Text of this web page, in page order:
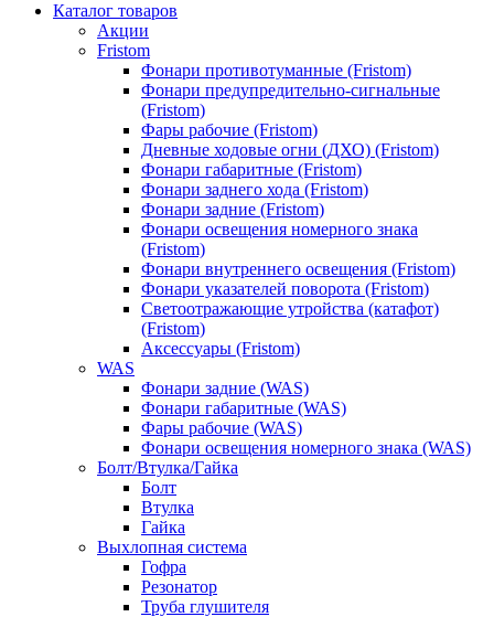
Каталог товаров
Акции
Fristom
Фонари противотуманные (Fristom)
Фонари предупредительно-сигнальные
(Fristom)
Фары рабочие (Fristom)
Дневные ходовые огни (ДХО) (Fristom)
Фонари габаритные (Fristom)
Фонари заднего хода (Fristom)
Фонари задние (Fristom)
Фонари освещения номерного знака
(Fristom)
Фонари внутреннего освещения (Fristom)
Фонари указателей поворота (Fristom)
Светоотражающие утройства (катафот)
(Fristom)
Аксессуары (Fristom)
WAS
Фонари задние (WAS)
Фонари габаритные (WAS)
Фары рабочие (WAS)
Фонари освещения номерного знака (WAS)
Болт/Втулка/Гайка
Болт
Втулка
Гайка
Выхлопная система
Гофра
Резонатор
Труба глушителя